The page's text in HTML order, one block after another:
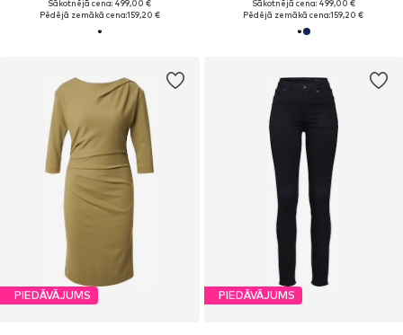
Sākotnējā cena: 499,00 €
Pēdējā zemākā cena:159,20 €
Sākotnējā cena: 499,00 €
Pēdējā zemākā cena:159,20 €
PIEDĀVĀJUMS PIEDĀVĀJUMS